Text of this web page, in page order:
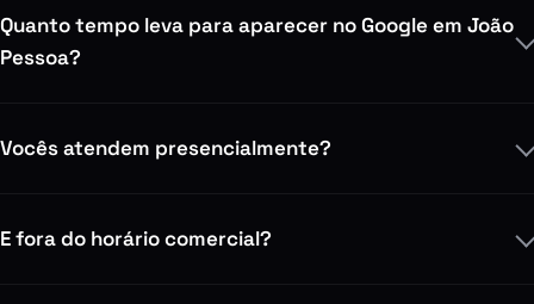
Quanto tempo leva para aparecer no Google em João
Pessoa?
Vocês atendem presencialmente?
E fora do horário comercial?